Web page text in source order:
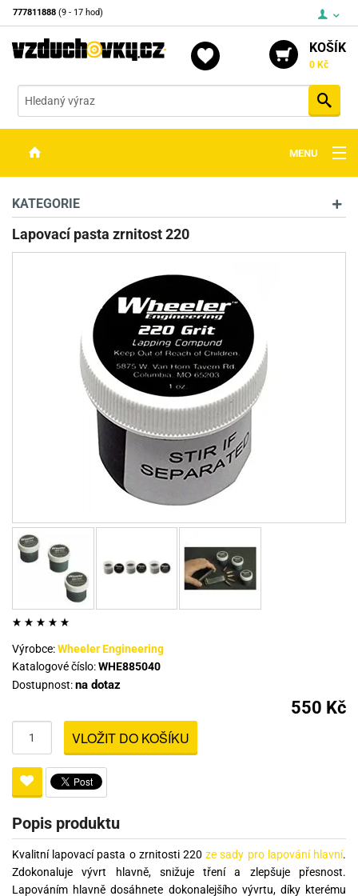
777811888 (9 - 17 hod)
KOŠÍK
0 Kč
MENU
STŘELIVO
DETEKTORY KOVŮ
KONTAKTY
KATEGORIE
Lapovací pasta zrnitost 220
Výrobce:Wheeler Engineering
Katalogové číslo:WHE885040
Dostupnost:na dotaz
550 Kč
VLOŽIT DO KOŠÍKU
Popis produktu
Kvalitní lapovací pasta o zrnitosti 220ze sady pro lapování hlavní.
Zdokonaluje vývrt hlavně, snižuje tření a zlepšuje přesnost.
Lapováním hlavně dosáhnete dokonalejšího vývrtu, díky kterému